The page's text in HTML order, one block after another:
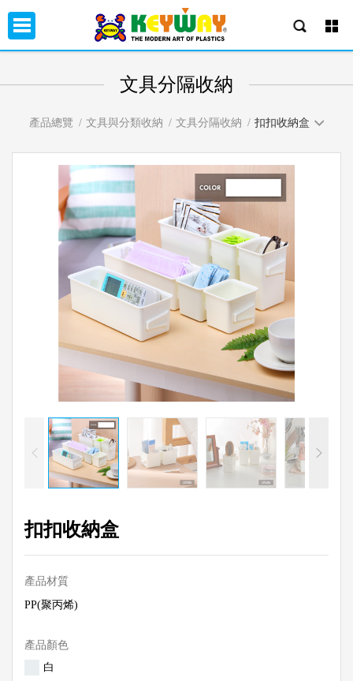
文具分隔收納
產品總覽 文具與分類收納 文具分隔收納 扣扣收納盒
扣扣收納盒
產品材質
PP(聚丙烯)
產品顏色
白